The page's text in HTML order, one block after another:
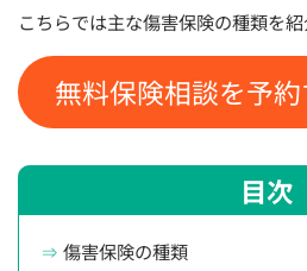
こちらでは主な傷害保険の種類を紹
無料保険相談を予約
目次
傷害保険の種類